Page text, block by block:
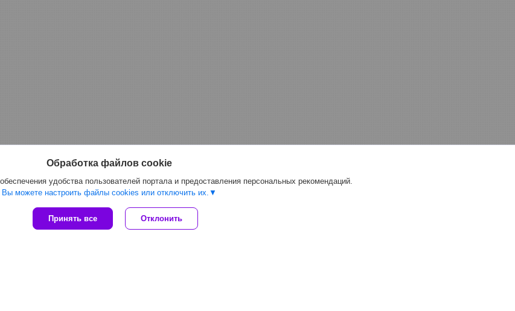
Обработка файлов cookie
удобства пользователей портала и предоставления персональных рекомендаций.
Вы можете настроить файлы cookies или отключить их.
Принять все Отклонить